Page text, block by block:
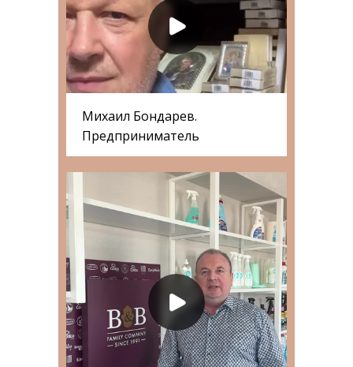
Михаил Бондарев.
Предприниматель